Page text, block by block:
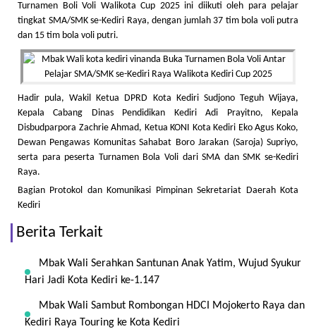
Turnamen Boli Voli Walikota Cup 2025 ini diikuti oleh para pelajar
tingkat SMA/SMK se-Kediri Raya, dengan jumlah 37 tim bola voli putra
dan 15 tim bola voli putri.
Hadir pula, Wakil Ketua DPRD Kota Kediri Sudjono Teguh Wijaya,
Kepala Cabang Dinas Pendidikan Kediri Adi Prayitno, Kepala
Disbudparpora Zachrie Ahmad, Ketua KONI Kota Kediri Eko Agus Koko,
Dewan Pengawas Komunitas Sahabat Boro Jarakan (Saroja) Supriyo,
serta para peserta Turnamen Bola Voli dari SMA dan SMK se-Kediri
Raya.
Bagian Protokol dan Komunikasi Pimpinan Sekretariat Daerah Kota
Kediri
Berita Terkait
Mbak Wali Serahkan Santunan Anak Yatim, Wujud Syukur
Hari Jadi Kota Kediri ke-1.147
Mbak Wali Sambut Rombongan HDCI Mojokerto Raya dan
Kediri Raya Touring ke Kota Kediri